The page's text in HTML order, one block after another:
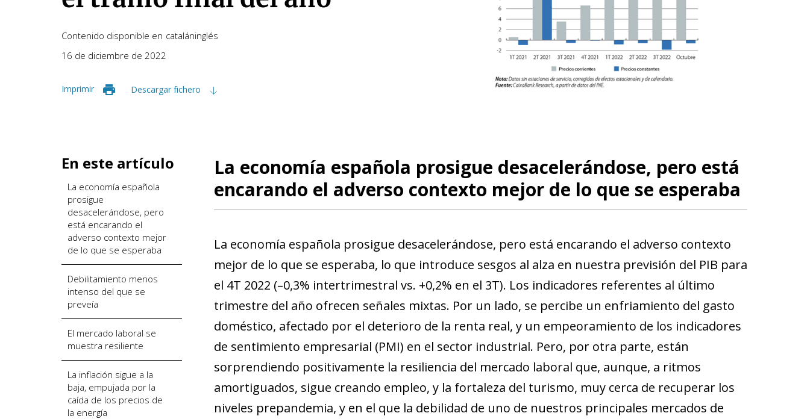
Contenido disponible en cataláninglés
16 de diciembre de 2022
Imprimir Descargar fichero
En este artículo
La economía española
prosigue
desacelerándose, pero
está encarando el
adverso contexto mejor
de lo que se esperaba
Debilitamiento menos
intenso del que se
preveía
El mercado laboral se
muestra resiliente
La inflación sigue a la
baja, empujada por la
caída de los precios de
la energía
La economía española prosigue desacelerándose, pero está
encarando el adverso contexto mejor de lo que se esperaba
La economía española prosigue desacelerándose, pero está encarando el adverso contexto
mejor de lo que se esperaba, lo que introduce sesgos al alza en nuestra previsión del PIB para
el 4T 2022 (–0,3% intertrimestral vs. +0,2% en el 3T). Los indicadores referentes al último
trimestre del año ofrecen señales mixtas. Por un lado, se percibe un enfriamiento del gasto
doméstico, afectado por el deterioro de la renta real, y un empeoramiento de los indicadores
de sentimiento empresarial (PMI) en el sector industrial. Pero, por otra parte, están
sorprendiendo positivamente la resiliencia del mercado laboral que, aunque, a ritmos
amortiguados, sigue creando empleo, y la fortaleza del turismo, muy cerca de recuperar los
niveles prepandemia, y en el que la debilidad de uno de nuestros principales mercados de